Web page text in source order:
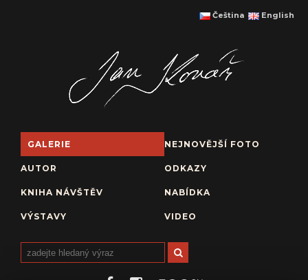
Čeština English
GALERIE NEJNOVĚJŠÍ FOTO
AUTOR ODKAZY
KNIHA NÁVŠTĚV NABÍDKA
VÝSTAVY VIDEO